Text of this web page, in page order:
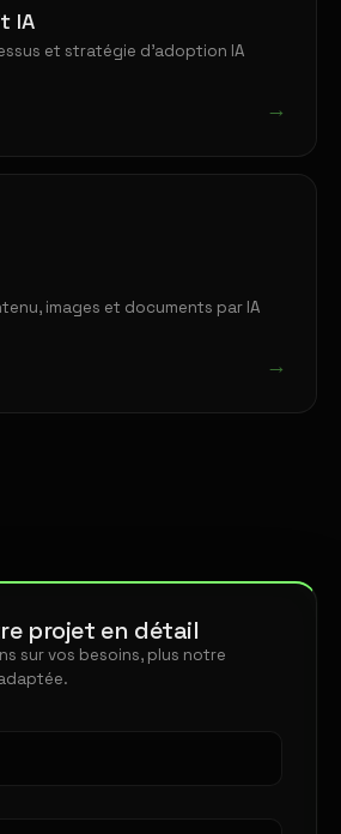
IA
et stratégie d'adoption IA
→
images et documents par IA
→
projet en détail
sur vos besoins, plus notre